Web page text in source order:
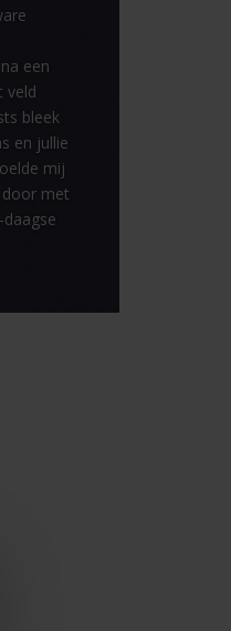
weer
10%
aan. Ik
een
te laten
kunnen
in